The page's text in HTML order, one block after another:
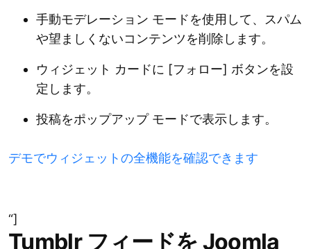
手動モデレーション モードを使用して、スパム
や望ましくないコンテンツを削除します。
ウィジェット カードに [フォロー] ボタンを設
定します。
投稿をポップアップ モードで表示します。
デモでウィジェットの全機能を確認できます
“]
Tumblr フィードを Joomla